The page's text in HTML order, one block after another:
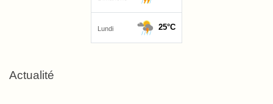
Actualité